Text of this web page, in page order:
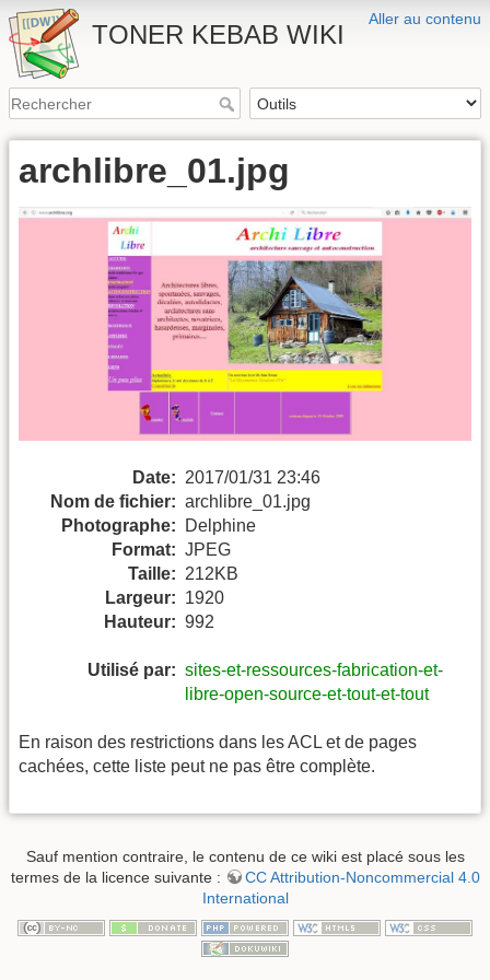
Aller au contenu
TONER KEBAB WIKI
archlibre_01.jpg
Date: 2017/01/31 23:46
Nom de fichier: archlibre_01.jpg
Photographe:
Delphine
Format: JPEG
Taille: 212KB
Largeur: 1920
Hauteur: 992
Utilisé par: sites-et-ressources-fabrication-et-
libre-open-source-et-tout-et-tout
En raison des restrictions dans les ACL et de pages
cachées, cette liste peut ne pas être complète.
Sauf mention contraire, le contenu de ce wiki est placé sous les
termes de la licence suivante :
CC Attribution-Noncommercial 4.0
International